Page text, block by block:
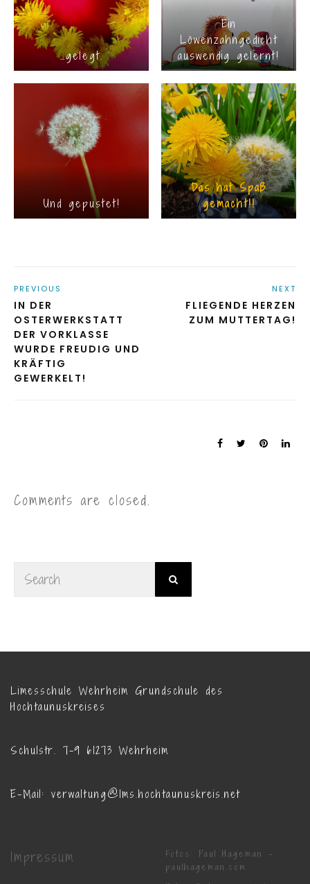
…gelegt.
Ein
Löwenzahngedicht
auswendig gelernt!
Und gepustet!
Das hat Spaß
gemacht!!
PREVIOUS
IN DER
OSTERWERKSTATT
DER VORKLASSE
WURDE FREUDIG UND
KRÄFTIG
GEWERKELT!
NEXT
FLIEGENDE HERZEN
ZUM MUTTERTAG!
Comments are closed.
Limesschule Wehrheim Grundschule des
Hochtaunuskreises
Schulstr. 7-9 61273 Wehrheim
E-Mail: verwaltung@lms.hochtaunuskreis.net
Impressum
Fotos: Paul Hageman -
paulhageman.com